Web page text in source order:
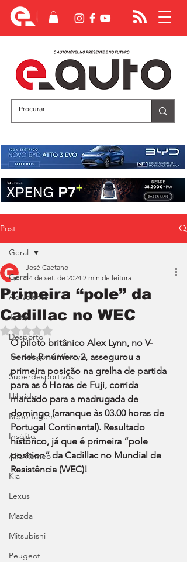
Post
Geral
Ao Volante
Teste
Desporto
Tecnologia e Lifestyle
Superdesportivos
Híbridos
Reportagem
Insólito
Alfa Romeo
Kia
Lexus
Mazda
Mitsubishi
Peugeot
Geral
Primeira “pole” da
Cadillac no WEC
José Caetano
14 de set. de 2024 2 min de leitura
Avaliado com NaN de 5 estrelas.
O piloto britânico Alex Lynn, no V-
Series.R número 2, assegurou a
primeira posição na grelha de partida
para as 6 Horas de Fuji, corrida
marcado para a madrugada de
domingo (arranque às 03.00 horas de
Portugal Continental). Resultado
histórico, já que é primeira “pole
position” da Cadillac no Mundial de
Resistência (WEC)!